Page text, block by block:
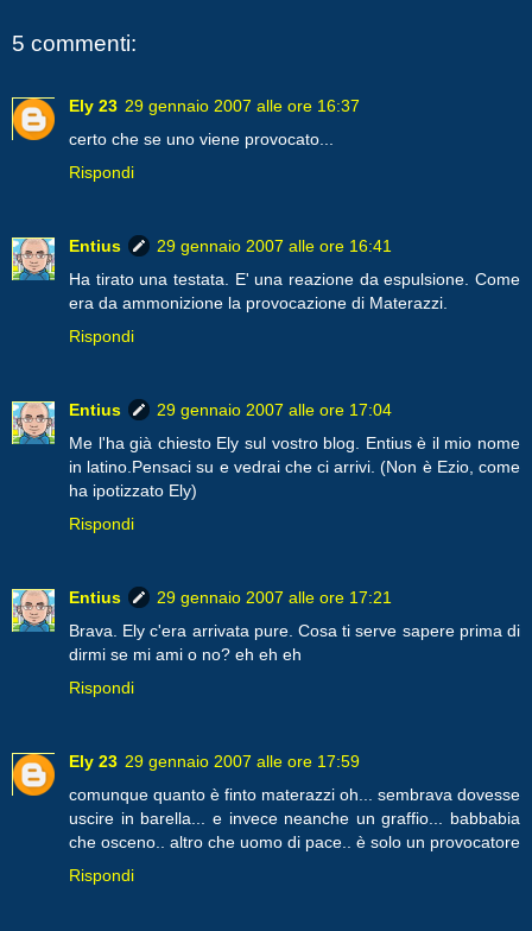
5 commenti:
Ely 23 29 gennaio 2007 alle ore 16:37
certo che se uno viene provocato...
Rispondi
Entius
29 gennaio 2007 alle ore 16:41
Ha tirato una testata. E' una reazione da espulsione. Come
era da ammonizione la provocazione di Materazzi.
Rispondi
Entius
29 gennaio 2007 alle ore 17:04
Me l'ha già chiesto Ely sul vostro blog. Entius è il mio nome
in latino.Pensaci su e vedrai che ci arrivi. (Non è Ezio, come
ha ipotizzato Ely)
Rispondi
Entius
29 gennaio 2007 alle ore 17:21
Brava. Ely c'era arrivata pure. Cosa ti serve sapere prima di
dirmi se mi ami o no? eh eh eh
Rispondi
Ely 23 29 gennaio 2007 alle ore 17:59
comunque quanto è finto materazzi oh... sembrava dovesse
uscire in barella... e invece neanche un graffio... babbabia
che osceno.. altro che uomo di pace.. è solo un provocatore
Rispondi